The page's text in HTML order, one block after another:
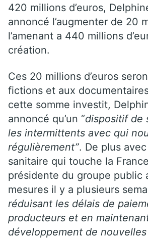
420 millions d’euros,
annoncé l’augmenter de 20
l’amenant a 440 millions
création.
Ces 20 millions d’euros
fictions et aux
cette somme investit,
annoncé qu’un “dispositif de
les intermittents avec qui
régulièrement”. De plus
sanitaire qui touche la
présidente du groupe public
mesures il y a plusieurs
réduisant les délais de
producteurs et en
développement de nouvelles